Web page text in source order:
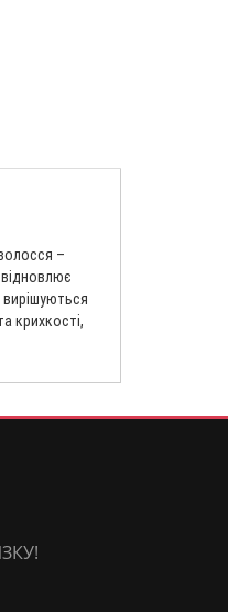
–
крихкості,